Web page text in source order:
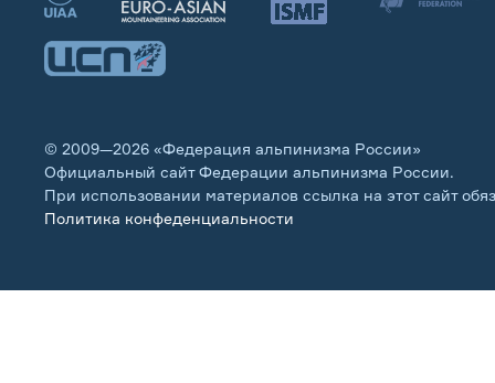
© 2009—2026 «Федерация альпинизма России»
Официальный сайт Федерации альпинизма России.
При использовании материалов ссылка на этот сайт
Политика конфеденциальности